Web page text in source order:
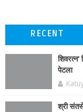
RECENT
शिवरत्न'
पेटला
श्री